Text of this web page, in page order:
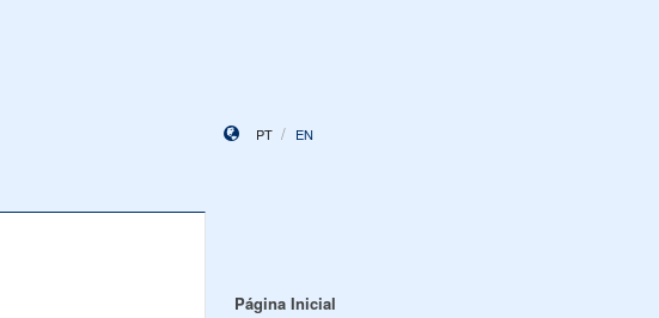
PT EN
Página Inicial